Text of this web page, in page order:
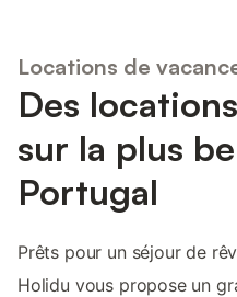
Locations de
Des
sur la plus
Portugal
Prêts pour un séjour de
Holidu vous propose un